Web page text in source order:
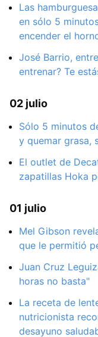
Las
en sólo 5
encender el
José Barrio,
entrenar? Te
02 julio
Sólo 5 minutos
y quemar grasa,
El outlet de
zapatillas Hoka
01 julio
Mel Gibson
que le permitió
Juan Cruz
horas no basta"
La receta de
nutricionista
desayuno